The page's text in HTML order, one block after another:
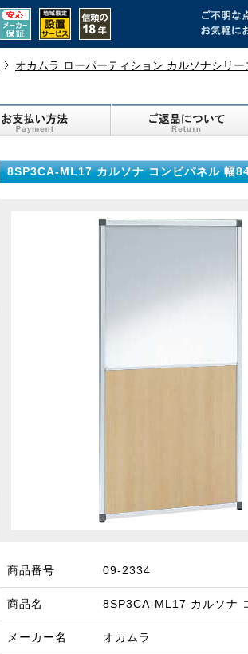
オカムラ ローパーティション カルソナシリー
8SP3CA-ML17 カルソナ コンビパネル 幅
商品番号 09-2334
商品名 8SP3CA-ML17 カルソナ
メーカー名 オカムラ